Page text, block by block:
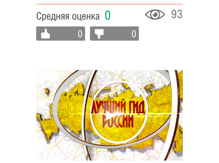
Средняя оценка 0 93
0 0